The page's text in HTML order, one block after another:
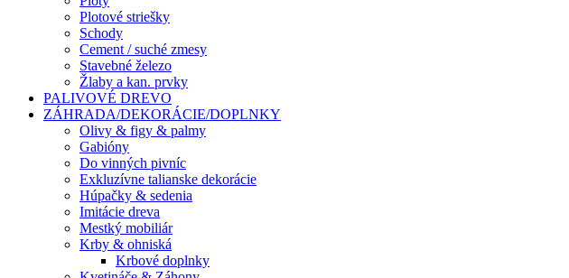
Plotové striešky
Schody
Cement / suché zmesy
Stavebné železo
Žlaby a kan. prvky
PALIVOVÉ DREVO
ZÁHRADA/DEKORÁCIE/DOPLNKY
Olivy & figy & palmy
Gabióny
Do vinných pivníc
Exkluzívne talianske dekorácie
Húpačky & sedenia
Imitácie dreva
Mestký mobiliár
Krby & ohniská
Krbové doplnky